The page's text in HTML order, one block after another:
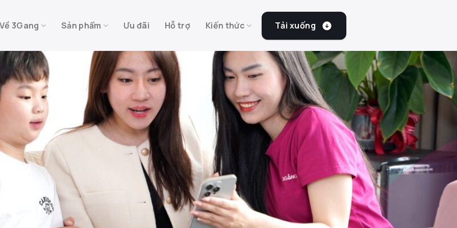
Về 3Gang Sản phẩm Ưu đãi Hỗ trợ Kiến thức Tải xuống